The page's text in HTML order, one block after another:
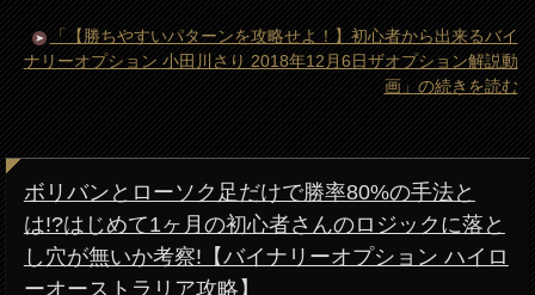
「【勝ちやすいパターンを攻略せよ！】初心者から出来るバイ
ナリーオプション 小田川さり 2018年12月6日ザオプション解説動
画」の続きを読む
ボリバンとローソク足だけで勝率80%の手法と
は!?はじめて1ヶ月の初心者さんのロジックに落と
し穴が無いか考察!【バイナリーオプション ハイロ
ーオーストラリア攻略】